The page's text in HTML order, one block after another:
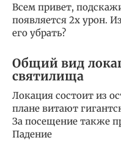
Всем привет,
появляется 2х урон.
его убрать?
Общий вид
святилища
Локация состоит из
плане витают
За посещение также
Падение